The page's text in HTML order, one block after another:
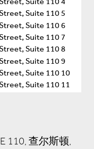
110, 查尔斯顿,